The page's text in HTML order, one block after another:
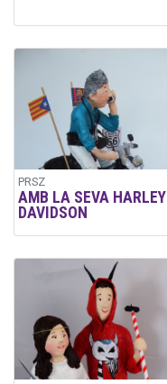
PRSZ
AMB LA SEVA HARLEY
DAVIDSON